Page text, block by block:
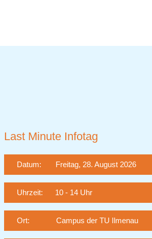
Last Minute Infotag
Datum: Freitag, 28. August 2026
Uhrzeit: 10 - 14 Uhr
Ort: Campus der TU Ilmenau